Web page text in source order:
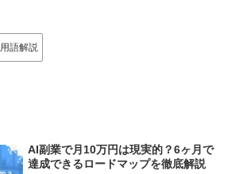
用語解説
AI副業で月10万円は現実的？6ヶ月で
達成できるロードマップを徹底解説